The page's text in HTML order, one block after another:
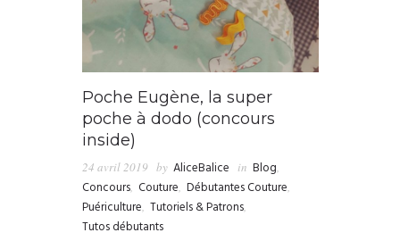
Poche Eugène, la super
poche à dodo (concours
inside)
24 avril 2019 by AliceBalice in Blog,
Concours, Couture, Débutantes Couture,
Puériculture, Tutoriels & Patrons,
Tutos débutants